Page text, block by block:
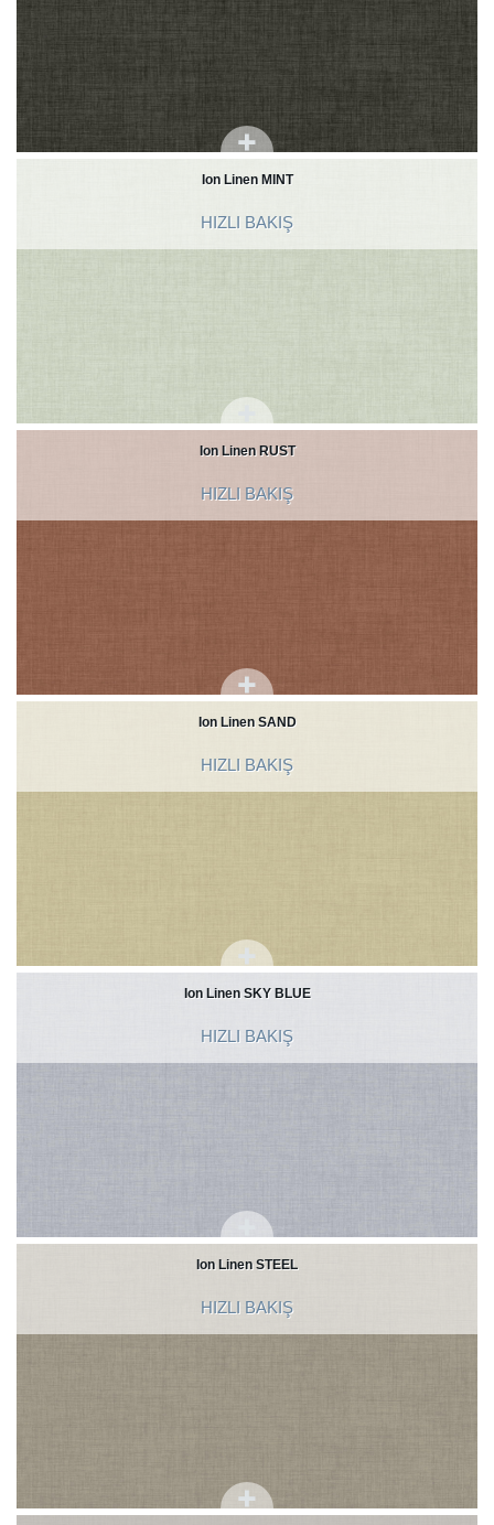
Ion Linen MINT
HIZLI BAKIŞ
Ion Linen RUST
HIZLI BAKIŞ
Ion Linen SAND
HIZLI BAKIŞ
Ion Linen SKY BLUE
HIZLI BAKIŞ
Ion Linen STEEL
HIZLI BAKIŞ